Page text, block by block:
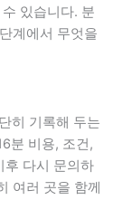
있습니다. 분
계에서 무엇을
히 기록해 두는
분 비용, 조건,
후 다시 문의하
여러 곳을 함께